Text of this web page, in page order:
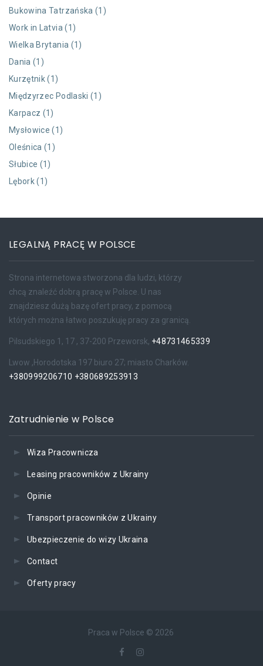
Bukowina Tatrzańska (1)
Work in Latvia (1)
Wielka Brytania (1)
Dania (1)
Kurzętnik (1)
Międzyrzec Podlaski (1)
Karpacz (1)
Mysłowice (1)
Oleśnica (1)
Słubice (1)
Lębork (1)
LEGALNĄ PRACĘ W POLSCE
Strona internetowa stworzona dla ludzi, którzy
chcą znaleźć dobrą pracę w Polsce. U nas
znajdziesz dużą bazę ofert pracy, z pomocą
których można łatwo poszukuję pracy za granicą.
Pilsudskiego 1, 17 , 37-200 Przeworsk, +48731465339
Lwow ,Horodotska 197 biuro 27; miasto Charków.
+380999206710 +380689253913
Zatrudnienie w Polsce
Wiza Pracownicza
Leasing pracowników z Ukrainy
Opinie
Transport pracowników z Ukrainy
Ubezpieczenie do wizy Ukraina
Contact
Oferty pracy
Praca w Polsce © 2026